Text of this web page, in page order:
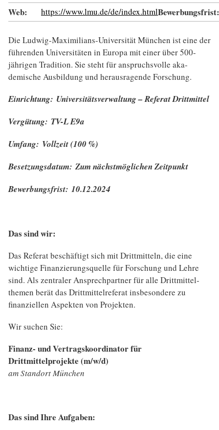
Web: https://www.lmu.de/de/index.htmlBewerbungsfrist:
Die Ludwig-Maximilians-Universität München ist eine der
führenden Universitäten in Europa mit einer über 500-
jährigen Tradition. Sie steht für anspruchs­volle aka­
demische Ausbildung und heraus­ragende Forschung.
Einrichtung: Universitätsverwaltung – Referat Drittmittel
Vergütung: TV-L E9a
Umfang: Vollzeit (100 %)
Besetzungsdatum: Zum nächstmöglichen Zeitpunkt
Bewerbungsfrist: 10.12.2024
Das sind wir:
Das Referat beschäftigt sich mit Drittmitteln, die eine
wichtige Finanzierungs­quelle für Forschung und Lehre
sind. Als zentraler Ansprech­partner für alle Drittmittel­
themen berät das Drittmittel­referat insbesondere zu
finanziellen Aspekten von Projekten.
Wir suchen Sie:
Finanz- und Vertragskoordinator für
Drittmittelprojekte (m/w/d)
am Standort München
Das sind Ihre Aufgaben: